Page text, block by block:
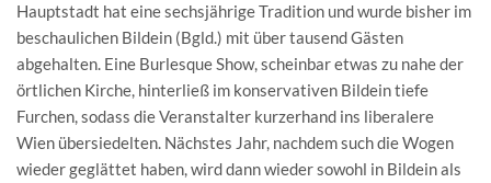
Hauptstadt hat eine sechsjährige Tradition und wurde bisher im
beschaulichen Bildein (Bgld.) mit über tausend Gästen
abgehalten. Eine Burlesque Show, scheinbar etwas zu nahe der
örtlichen Kirche, hinterließ im konservativen Bildein tiefe
Furchen, sodass die Veranstalter kurzerhand ins liberalere
Wien übersiedelten. Nächstes Jahr, nachdem such die Wogen
wieder geglättet haben, wird dann wieder sowohl in Bildein als